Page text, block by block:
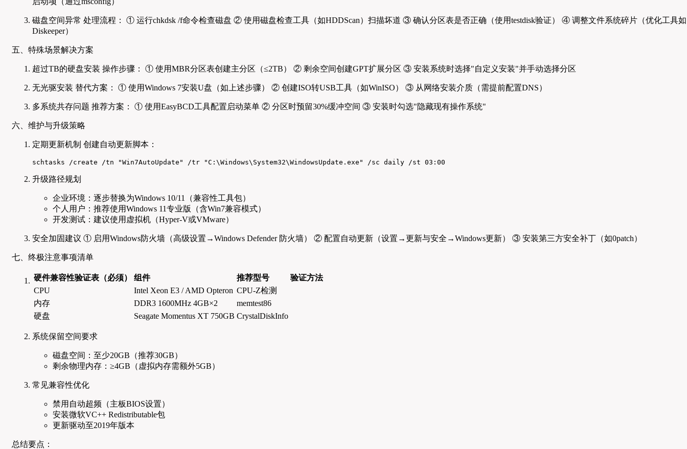
磁盘空间异常 处理流程： ① 运行chkdsk /f命令检查磁盘 ② 使用磁盘检查工具（如HDDScan）扫描坏道 ③ 确认分区表是否正确（使用testdisk验证） ④ 调整文件系统碎片（优化工具如
Diskeeper）
五、特殊场景解决方案
超过TB的硬盘安装 操作步骤： ① 使用MBR分区表创建主分区（≤2TB） ② 剩余空间创建GPT扩展分区 ③ 安装系统时选择"自定义安装"并手动选择分区
无光驱安装 替代方案： ① 使用Windows 7安装U盘（如上述步骤） ② 创建ISO转USB工具（如WinISO） ③ 从网络安装介质（需提前配置DNS）
多系统共存问题 推荐方案： ① 使用EasyBCD工具配置启动菜单 ② 分区时预留30%缓冲空间 ③ 安装时勾选"隐藏现有操作系统"
六、维护与升级策略
定期更新机制 创建自动更新脚本：
schtasks /create /tn "Win7AutoUpdate" /tr "C:\Windows\System32\WindowsUpdate.exe" /sc daily /st 03:00
升级路径规划
企业环境：逐步替换为Windows 10/11（兼容性工具包）
个人用户：推荐使用Windows 11专业版（含Win7兼容模式）
开发测试：建议使用虚拟机（Hyper-V或VMware）
安全加固建议 ① 启用Windows防火墙（高级设置→Windows Defender 防火墙） ② 配置自动更新（设置→更新与安全→Windows更新） ③ 安装第三方安全补丁（如0patch）
七、终极注意事项清单
硬件兼容性验证表（必须） 组件 推荐型号
验证方法
CPU
Intel Xeon E3 / AMD Opteron CPU-Z检测
内存
DDR3 1600MHz 4GB×2
memtest86
硬盘
Seagate Momentus XT 750GB CrystalDiskInfo
系统保留空间要求
磁盘空间：至少20GB（推荐30GB）
剩余物理内存：≥4GB（虚拟内存需额外5GB）
常见兼容性优化
禁用自动超频（主板BIOS设置）
安装微软VC++ Redistributable包
更新驱动至2019年版本
总结要点：